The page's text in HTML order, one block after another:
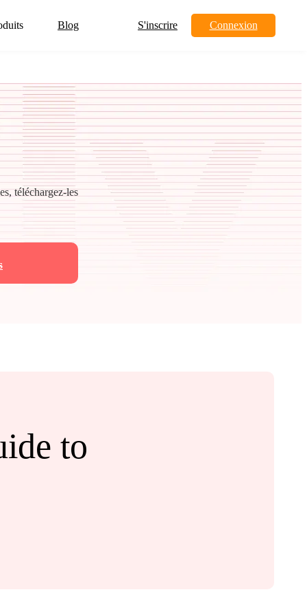
Blog S'inscrire Connexion
téléchargez-les
to